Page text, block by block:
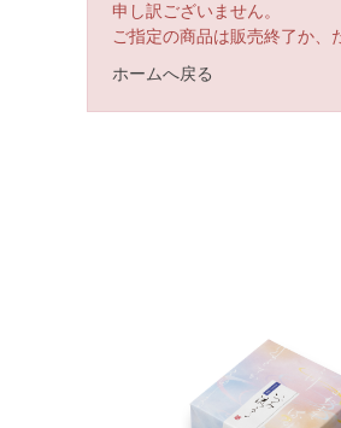
申し訳ございません。
ご指定の商品は販売終了か、
ホームへ戻る